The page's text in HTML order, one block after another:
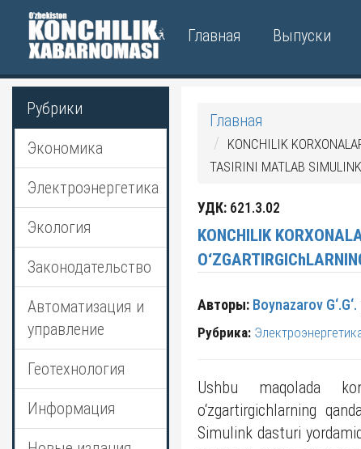
Главная Выпуски
Рубрики
Экономика
Электроэнергетика
Экология
Законодательство
Автоматизация и
управление
Геотехнология
Информация
Главная
KONCHILIK
TASIRINI MATLAB
УДК: 621.3.02
KONCHILIK KORXONALARIDAGI
Авторы: Boynazarov G‘.G‘.
Рубрика:
Ushbu maqolada
o‘zgartirgichlarning
Simulink dasturi